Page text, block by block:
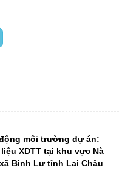
môi trường dự án:
XDTT tại khu vực Nà
Bình Lư tỉnh Lai Châu